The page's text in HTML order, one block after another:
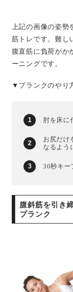
上記の画像の姿
筋トレです。難し
腹直筋に負荷がか
ーニングです。
▼プランクのやり
肘を床に
お尻だけ
なるよう
30秒キー
腹斜筋を引き
プランク